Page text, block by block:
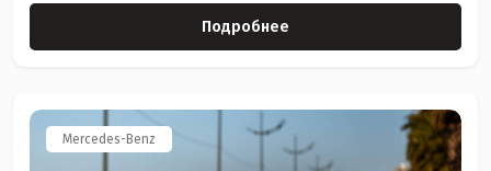
Подробнее
Mercedes-Benz